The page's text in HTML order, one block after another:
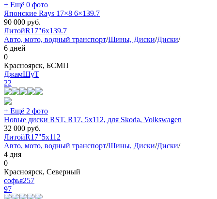
+ Ещё 0 фото
Японские Rays 17×8 6×139.7
90 000 руб.
ЛитойR17"6x139.7
Авто, мото, водный транспорт/Шины, Диски/Диски/
6 дней
0
Красноярск, БСМП
ДжамШуТ
22
+ Ещё 2 фото
Новые диски RST, R17, 5x112, для Skoda, Volkswagen
32 000 руб.
ЛитойR17"5x112
Авто, мото, водный транспорт/Шины, Диски/Диски/
4 дня
0
Красноярск, Северный
софья257
97